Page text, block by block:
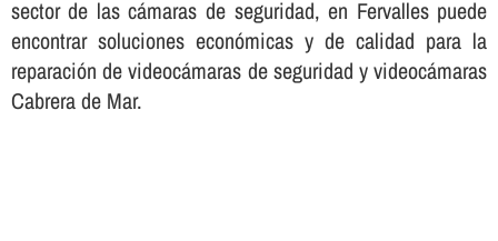
sector de las cámaras de seguridad, en Fervalles puede
encontrar soluciones económicas y de calidad para la
reparación de videocámaras de seguridad y videocámaras
Cabrera de Mar.